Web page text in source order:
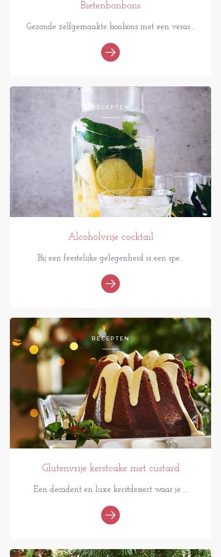
Bietenbonbons
Gezonde zelfgemaakte bonbons met een veras...
RECEPTEN
Alcoholvrije cocktail
Bij een feestelijke gelegenheid is een spe...
RECEPTEN
Glutenvrije kerstcake met custard
Een decadent en luxe kerstdessert waar je ...